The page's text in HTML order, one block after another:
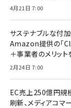
4月21日 7:00
サステナブルな付
Amazon提供の「
＋事業者のメリッ
2月24日 7:00
EC売上250億円規
刷新、メディアコマ